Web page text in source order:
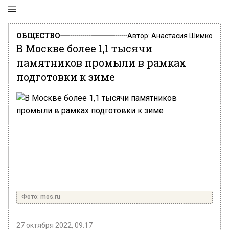
ОБЩЕСТВО Автор: Анастасия Шимко
В Москве более 1,1 тысячи
памятников промыли в рамках
подготовки к зиме
Фото: mos.ru
27 октября 2022, 09:17